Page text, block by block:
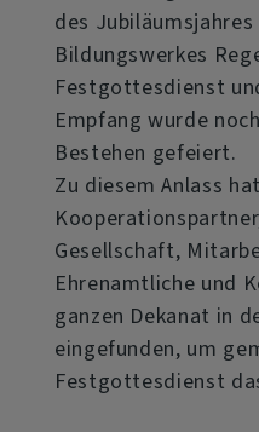
des
Bildungswerkes
Festgottesdienst
Empfang wurde
Bestehen gefeiert.
Zu diesem Anlass
Gesellschaft,
Ehrenamtliche und
ganzen Dekanat in
eingefunden, um
Festgottesdienst